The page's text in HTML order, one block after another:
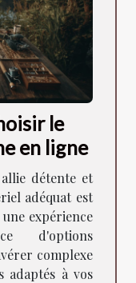
le
en ligne
détente et
adéquat est
expérience
d'options
complexe
adaptés à vos